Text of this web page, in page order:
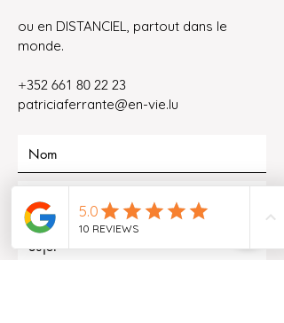
ou en DISTANCIEL, partout dans le
monde.
+352 661 80 22 23
patriciaferrante@en-vie.lu